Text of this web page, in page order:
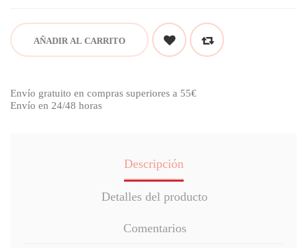
AÑADIR AL CARRITO
Envío gratuito en compras superiores a 55€
Envío en 24/48 horas
Descripción
Detalles del producto
Comentarios